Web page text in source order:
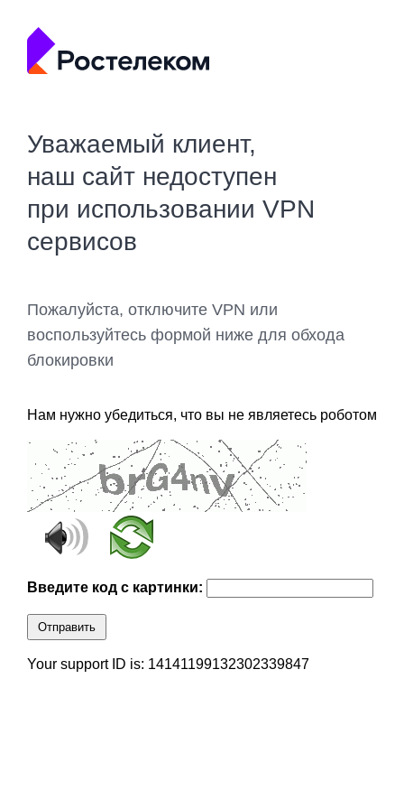
Уважаемый клиент,
наш сайт недоступен
при использовании VPN
сервисов
Пожалуйста, отключите VPN или
воспользуйтесь формой ниже для обхода
блокировки
Нам нужно убедиться, что вы не являетесь роботом
Введите код с картинки:
Отправить
Your support ID is: 14141199132302339847